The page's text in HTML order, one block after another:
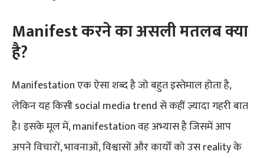
Manifest करने का असली मतलब क्या
है?
Manifestation एक ऐसा शब्द है जो बहुत इस्तेमाल होता है,
लेकिन यह किसी social media trend से कहीं ज़्यादा गहरी बात
है। इसके मूल में, manifestation वह अभ्यास है जिसमें आप
अपने विचारों, भावनाओं, विश्वासों और कार्यों को उस reality के